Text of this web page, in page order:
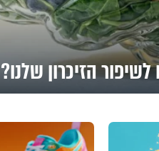
הזיכרון שלנו?